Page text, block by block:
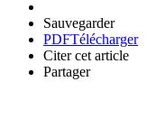
Sauvegarder
PDFTélécharger
Citer cet article
Partager